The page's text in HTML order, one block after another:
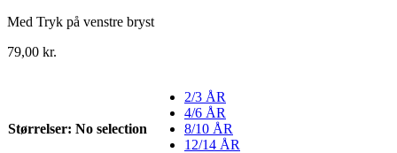
Med Tryk på venstre bryst
79,00 kr.
Størrelser: No selection
2/3 ÅR
4/6 ÅR
8/10 ÅR
12/14 ÅR